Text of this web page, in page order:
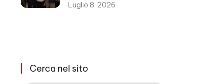
Luglio 8, 2026
Cerca nel sito